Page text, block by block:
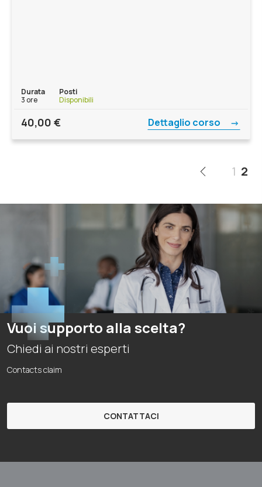
Durata
3 ore
Posti
Disponibili
40,00 € Dettaglio corso
1 2
Vuoi supporto alla scelta?
Chiedi ai nostri esperti
Contacts claim
CONTATTACI